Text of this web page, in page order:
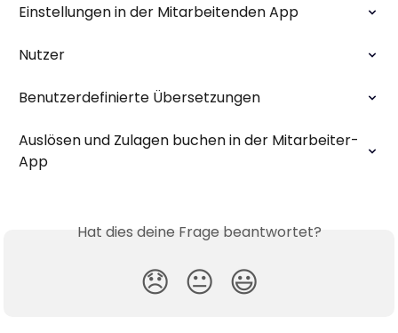
Einstellungen in der Mitarbeitenden App
Nutzer
Benutzerdefinierte Übersetzungen
Auslösen und Zulagen buchen in der Mitarbeiter-
App
Hat dies deine Frage beantwortet?
😞 😐 😃